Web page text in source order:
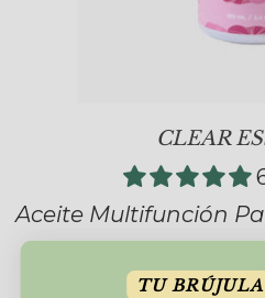
CLEAR
Aceite Multifunción
TU